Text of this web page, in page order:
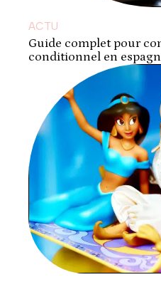
ACTU
Guide complet pour
conditionnel en